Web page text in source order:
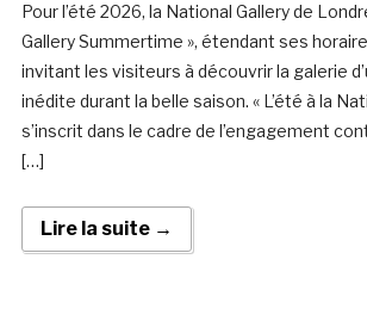
Pour l’été 2026, la National Gallery de
Gallery Summertime », étendant ses
invitant les visiteurs à découvrir la galerie
inédite durant la belle saison. « L’été à la
s’inscrit dans le cadre de l’engagement
[…]
Lire la suite →